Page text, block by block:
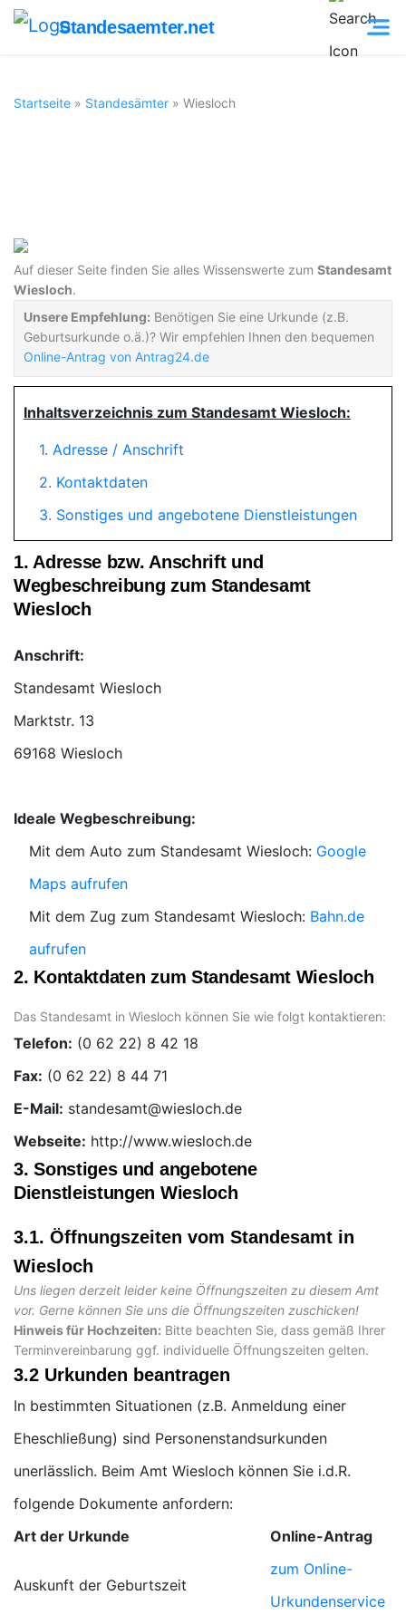
Standesaemter.net
Startseite » Standesämter » Wiesloch
Auf dieser Seite finden Sie alles Wissenswerte zum Standesamt
Wiesloch.
Unsere Empfehlung: Benötigen Sie eine Urkunde (z.B.
Geburtsurkunde o.ä.)? Wir empfehlen Ihnen den bequemen
Online-Antrag von Antrag24.de
Inhaltsverzeichnis zum Standesamt Wiesloch:
1. Adresse / Anschrift
2. Kontaktdaten
3. Sonstiges und angebotene Dienstleistungen
1. Adresse bzw. Anschrift und
Wegbeschreibung zum Standesamt
Wiesloch
Anschrift:
Standesamt Wiesloch
69168 Wiesloch
Ideale Wegbeschreibung:
Mit dem Auto zum Standesamt Wiesloch: Google
Maps aufrufen
Mit dem Zug zum Standesamt Wiesloch: Bahn.de
aufrufen
2. Kontaktdaten zum Standesamt Wiesloch
Das Standesamt in Wiesloch können Sie wie folgt kontaktieren:
Telefon:
Fax:
E-Mail:
Webseite: http://www.wiesloch.de
3. Sonstiges und angebotene
Dienstleistungen Wiesloch
3.1. Öffnungszeiten vom Standesamt in
Wiesloch
Uns liegen derzeit leider keine Öffnungszeiten zu diesem Amt
vor. Gerne können Sie uns die Öffnungszeiten zuschicken!
Hinweis für Hochzeiten: Bitte beachten Sie, dass gemäß Ihrer
Terminvereinbarung ggf. individuelle Öffnungszeiten gelten.
3.2 Urkunden beantragen
In bestimmten Situationen (z.B. Anmeldung einer
Eheschließung) sind Personenstandsurkunden
unerlässlich. Beim Amt Wiesloch können Sie i.d.R.
folgende Dokumente anfordern:
Art der Urkunde
Online-Antrag
Auskunft der Geburtszeit
zum Online-
Urkundenservice